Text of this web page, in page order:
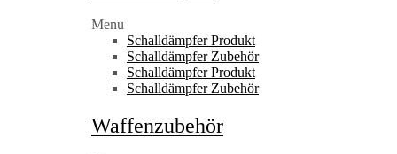
Menu
Schalldämpfer Produkt
Schalldämpfer Zubehör
Schalldämpfer Produkt
Schalldämpfer Zubehör
Waffenzubehör